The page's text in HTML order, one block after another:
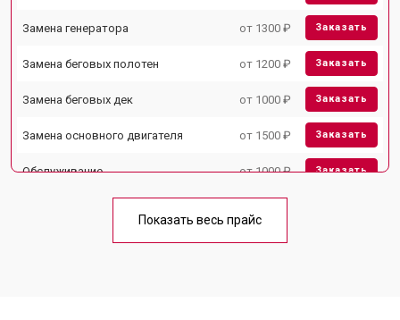
Замена генератора от 1300 ₽ Заказать
Замена беговых полотен от 1200 ₽ Заказать
Замена беговых дек от 1000 ₽ Заказать
Замена основного двигателя от 1500 ₽ Заказать
Обслуживание от 1000 ₽ Заказать
Замена блока питания от 1000 ₽
Показать весь прайс